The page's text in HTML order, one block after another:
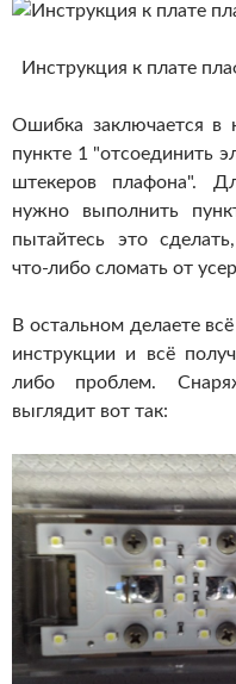
Инструкция к плате
Ошибка заключается в
пункте 1 "отсоединить
штекеров плафона".
нужно выполнить
пытайтесь это
что-либо сломать от
В остальном делаете
инструкции и всё
либо проблем.
выглядит вот так: